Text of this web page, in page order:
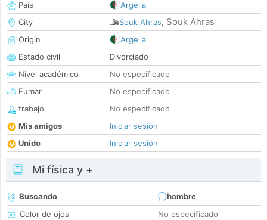
País
Argelia
City
Souk Ahras, Souk Ahras
Origin
Argelia
Estado civil
Divorciado
Nivel académico
No especificado
Fumar
No especificado
trabajo
No especificado
Mis amigos
Iniciar sesión
Unido
Iniciar sesión
Mi física y +
Buscando
hombre
Color de ojos
No especificado